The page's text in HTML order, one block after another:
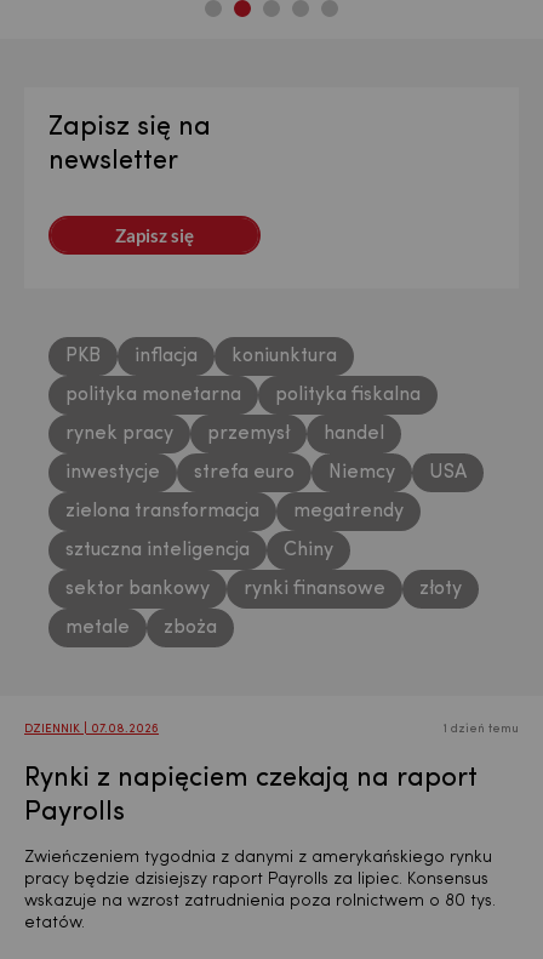
DZIENNIK | 07.08.2026 1 dzień temu
Rynki z napięciem czekają na raport
Payrolls
Zwieńczeniem tygodnia z danymi z amerykańskiego rynku
pracy będzie dzisiejszy raport Payrolls za lipiec. Konsensus
wskazuje na wzrost zatrudnienia poza rolnictwem o 80 tys.
etatów.
Zapisz się na
newsletter
Zapisz się
PKB inflacja
koniunktura
polityka monetarna
polityka fiskalna
rynek pracy
przemysł
handel
inwestycje
strefa euro Niemcy
USA
zielona transformacja
megatrendy
sztuczna inteligencja
Chiny
sektor bankowy
rynki finansowe
złoty
metale
zboża